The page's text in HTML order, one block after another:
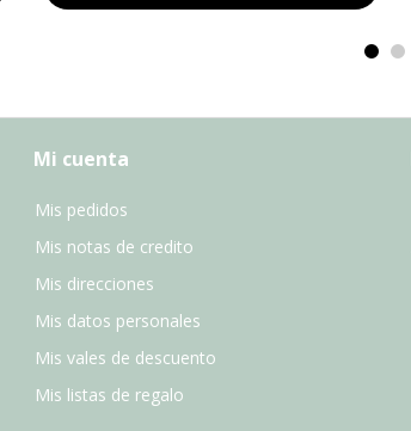
Mi cuenta
Mis pedidos
Mis notas de credito
Mis direcciones
Mis datos personales
Mis vales de descuento
Mis listas de regalo